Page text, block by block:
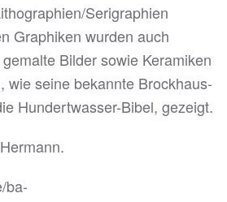
Serigraphien
Graphiken wurden auch
Bilder sowie Keramiken
wie seine bekannte Brockhaus-
Hundertwasser-Bibel, gezeigt.
ba-